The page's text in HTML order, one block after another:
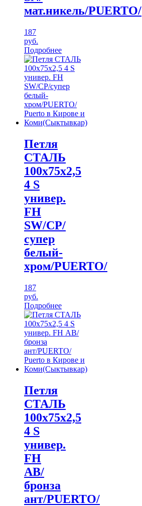
мат.никель/PUERTO/
187
руб.
Подробнее
Петля
СТАЛЬ
100х75х2,5
4 S
универ.
FH
SW/CP/
супер
белый-
хром/PUERTO/
187
руб.
Подробнее
Петля
СТАЛЬ
100х75х2,5
4 S
универ.
FH
АB/
бронза
ант/PUERTO/